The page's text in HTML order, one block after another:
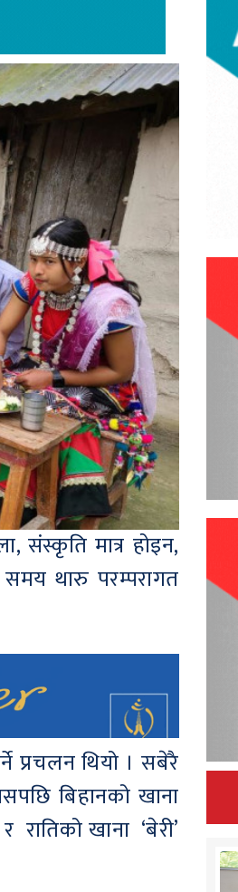
संस्कृति मात्र होइन,
थारु परम्परागत
प्रचलन थियो । सबेरै
बिहानको खाना
रातिको खाना ‘बेरी’